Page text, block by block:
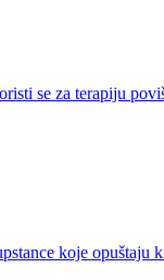
se za terapiju
koje opuštaju